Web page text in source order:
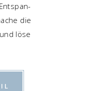
die
löse